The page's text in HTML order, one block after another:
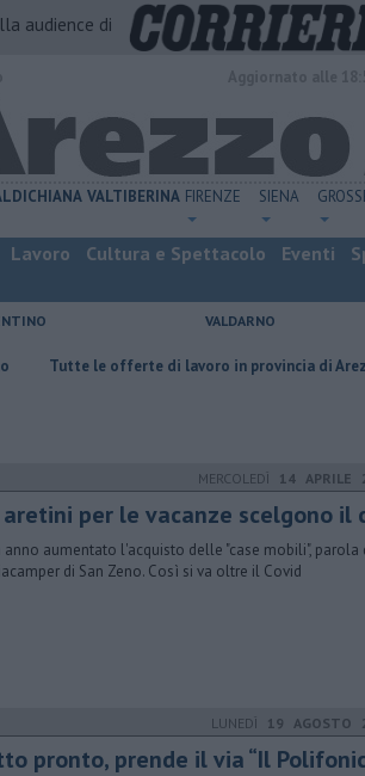
audience di
VALTIBERINA FIRENZE SIENA
Lavoro Cultura e Spettacolo Eventi
VALDARNO
offerte di lavoro in provincia di Arezzo
MERCOLEDÌ 14 APRILE
per le vacanze scelgono il
anno aumentato l'acquisto delle "case mobili", parola
di San Zeno. Così si va oltre il Covid
LUNEDÌ 19 AGOSTO
pronto, prende il via “Il